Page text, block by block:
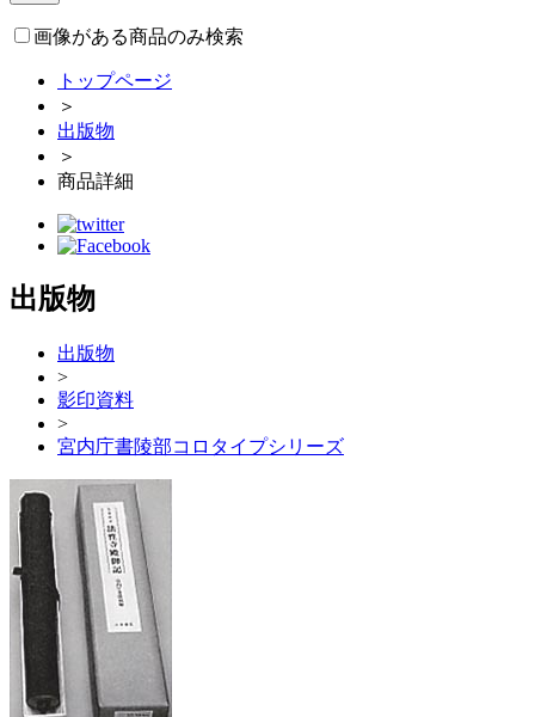
画像がある商品のみ検索
トップページ
＞
出版物
＞
商品詳細
出版物
出版物
>
影印資料
>
宮内庁書陵部コロタイプシリーズ